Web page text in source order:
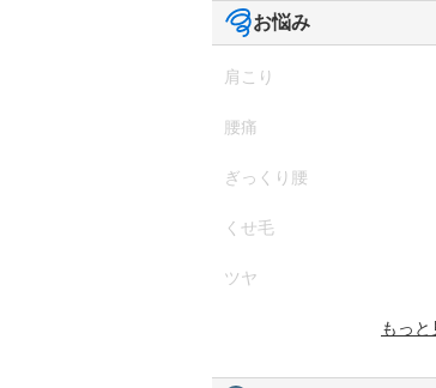
お悩み
肩こり
腰痛
ぎっくり腰
くせ毛
ツヤ
もっと